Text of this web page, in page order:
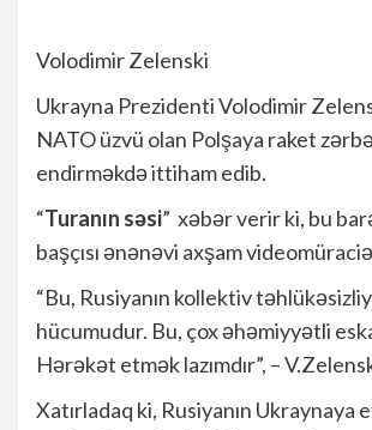
Volodimir Zelenski
Ukrayna Prezidenti Volodimir
NATO üzvü olan Polşaya raket
endirməkdə ittiham edib.
“Turanın səsi” xəbər verir ki, bu
başçısı ənənəvi axşam
“Bu, Rusiyanın kollektiv
hücumudur. Bu, çox əhəmiyyətli
Hərəkət etmək lazımdır”, –
Xatırladaq ki, Rusiyanın Ukraynaya